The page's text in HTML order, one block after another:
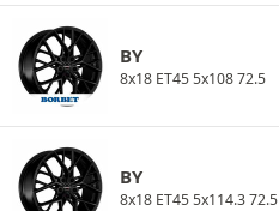
BY
8x18 ET45 5x108 72.5
BY
8x18 ET45 5x114.3 72.5